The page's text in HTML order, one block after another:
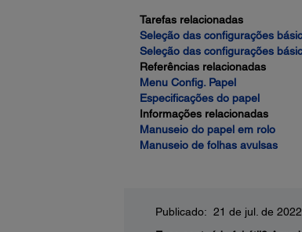
Tarefas relacionadas
Seleção das configurações
Seleção das configurações
Referências relacionadas
Menu Config. Papel
Especificações do papel
Informações relacionadas
Manuseio do papel em rolo
Manuseio de folhas avulsas
Publicado: 21 de jul. de 2022